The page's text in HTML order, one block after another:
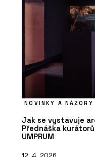
NOVINKY A NÁZORY
Jak se vystavuje
Přednáška
UMPRUM